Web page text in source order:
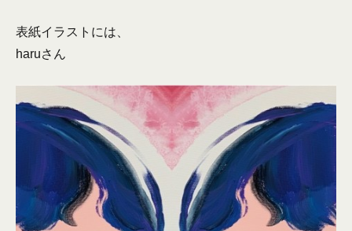
表紙イラストには、
haruさん